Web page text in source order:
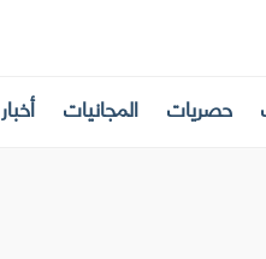
حصريات المجانيات أخبار